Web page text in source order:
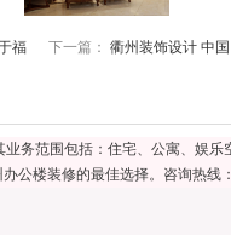
福 下一篇： 衢州装饰设计 中
务范围包括：住宅、公寓、娱
公楼装修的最佳选择。咨询热线